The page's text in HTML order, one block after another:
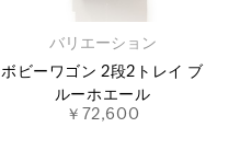
バリエーション
ボビーワゴン 2段2トレイ ブ
ルーホエール
￥72,600